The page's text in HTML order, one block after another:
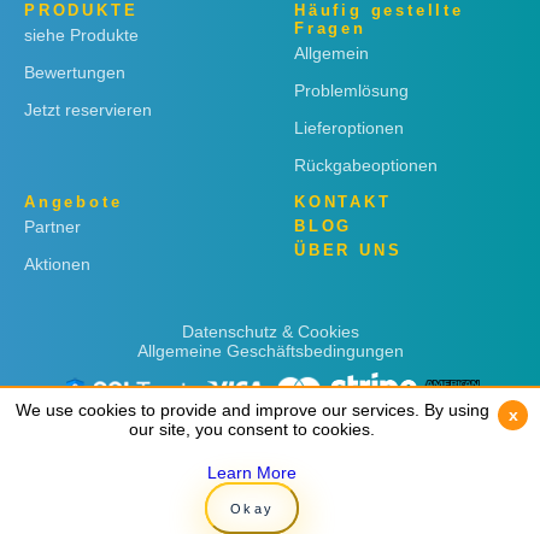
PRODUKTE
siehe Produkte
Bewertungen
Jetzt reservieren
Häufig gestellte
Fragen
Allgemein
Problemlösung
Lieferoptionen
Rückgabeoptionen
Angebote
Partner
Aktionen
KONTAKT
BLOG
ÜBER UNS
Datenschutz & Cookies
Allgemeine Geschäftsbedingungen
Copyright © 2019 Rent 'n Connect
We use cookies to provide and improve our services. By using
our site, you consent to cookies.
Learn More
Okay
x
We use cookies to provide and improve our services. By using
our site, you consent to cookies.
Learn More
Okay
x